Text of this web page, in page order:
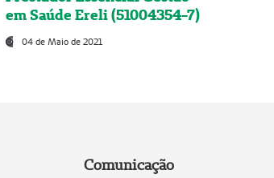
em Saúde Ereli (51004354-7)
04 de Maio de 2021
Comunicação